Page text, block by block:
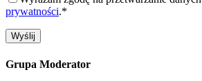
prywatności.*
Grupa Moderator